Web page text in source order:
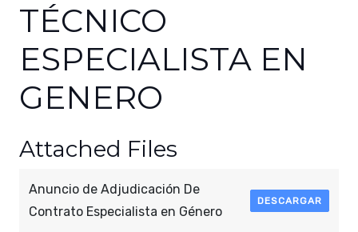
TÉCNICO
ESPECIALISTA EN
GENERO
Attached Files
Anuncio de Adjudicación De
Contrato Especialista en Género
DESCARGAR